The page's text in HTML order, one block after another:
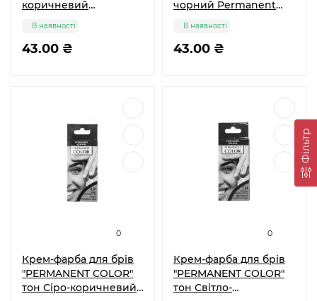
Фільтр
коричневий
43.00 ₴
В наявності
чорний Permanent
43.00 ₴
В наявності
0
Крем-фарба для брів
"PERMANENT COLOR"
тон Сіро-коричневий
0
Крем-фарба для брів
"PERMANENT COLOR"
тон Світло-